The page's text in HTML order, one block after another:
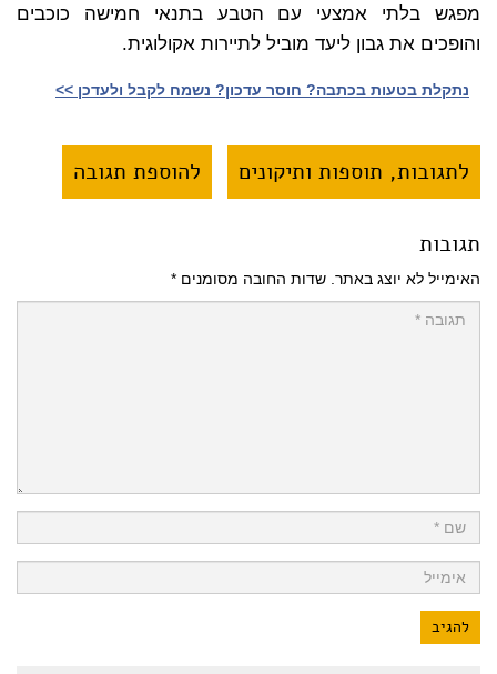
מפגש בלתי אמצעי עם הטבע בתנאי חמישה כוכבים
והופכים את גבון ליעד מוביל לתיירות אקולוגית.
נתקלת בטעות בכתבה? חוסר עדכון? נשמח לקבל ולעדכן >>‎
לתגובות, תוספות ותיקונים להוספת תגובה
תגובות
האימייל לא יוצג באתר. שדות החובה מסומנים *